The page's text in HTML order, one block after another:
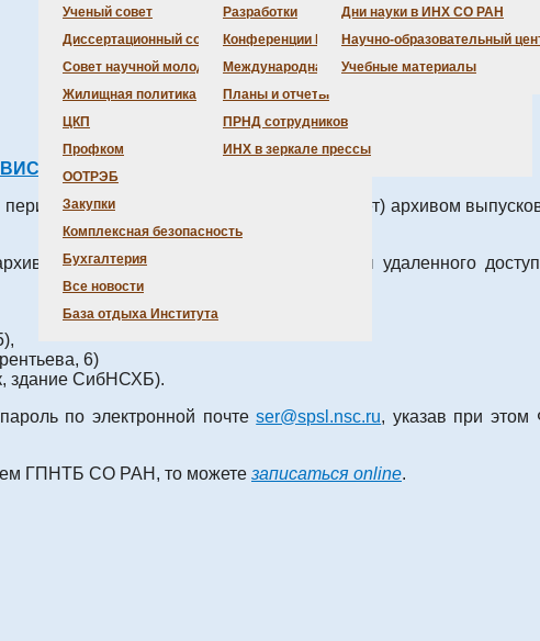
Противодействие
Ученый совет
Диссертационный совет
Предварительное
Совет научной молодежи
Жилищная политика
ЦКП
Профком
ООТРЭБ
Закупки
Комплексная безопасность
Бухгалтерия
Все новости
База отдыха Института
Разработки
Конференции Института
Международная деятельность
Планы и отчеты
ПРНД сотрудников
ИНХ в зеркале прессы
Дни науки в ИНХ СО РАН
Научно-образовательный
Учебные материалы
(«EastView»).
изданий с глубоким (до 10 лет) архивом
можно на странице сайта Ресурсы удаленного
6)
здание СибНСХБ).
по электронной почтеser@spsl.nsc.ru, указав при этом
ГПНТБ СО РАН, то можете записаться online.